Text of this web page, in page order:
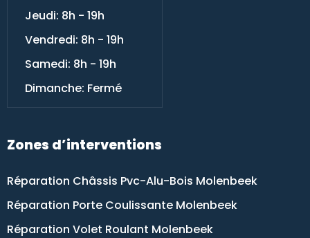
Jeudi: 8h - 19h
Vendredi: 8h - 19h
Samedi: 8h - 19h
Dimanche: Fermé
Zones d’interventions
Réparation Châssis Pvc-Alu-Bois Molenbeek
Réparation Porte Coulissante Molenbeek
Réparation Volet Roulant Molenbeek